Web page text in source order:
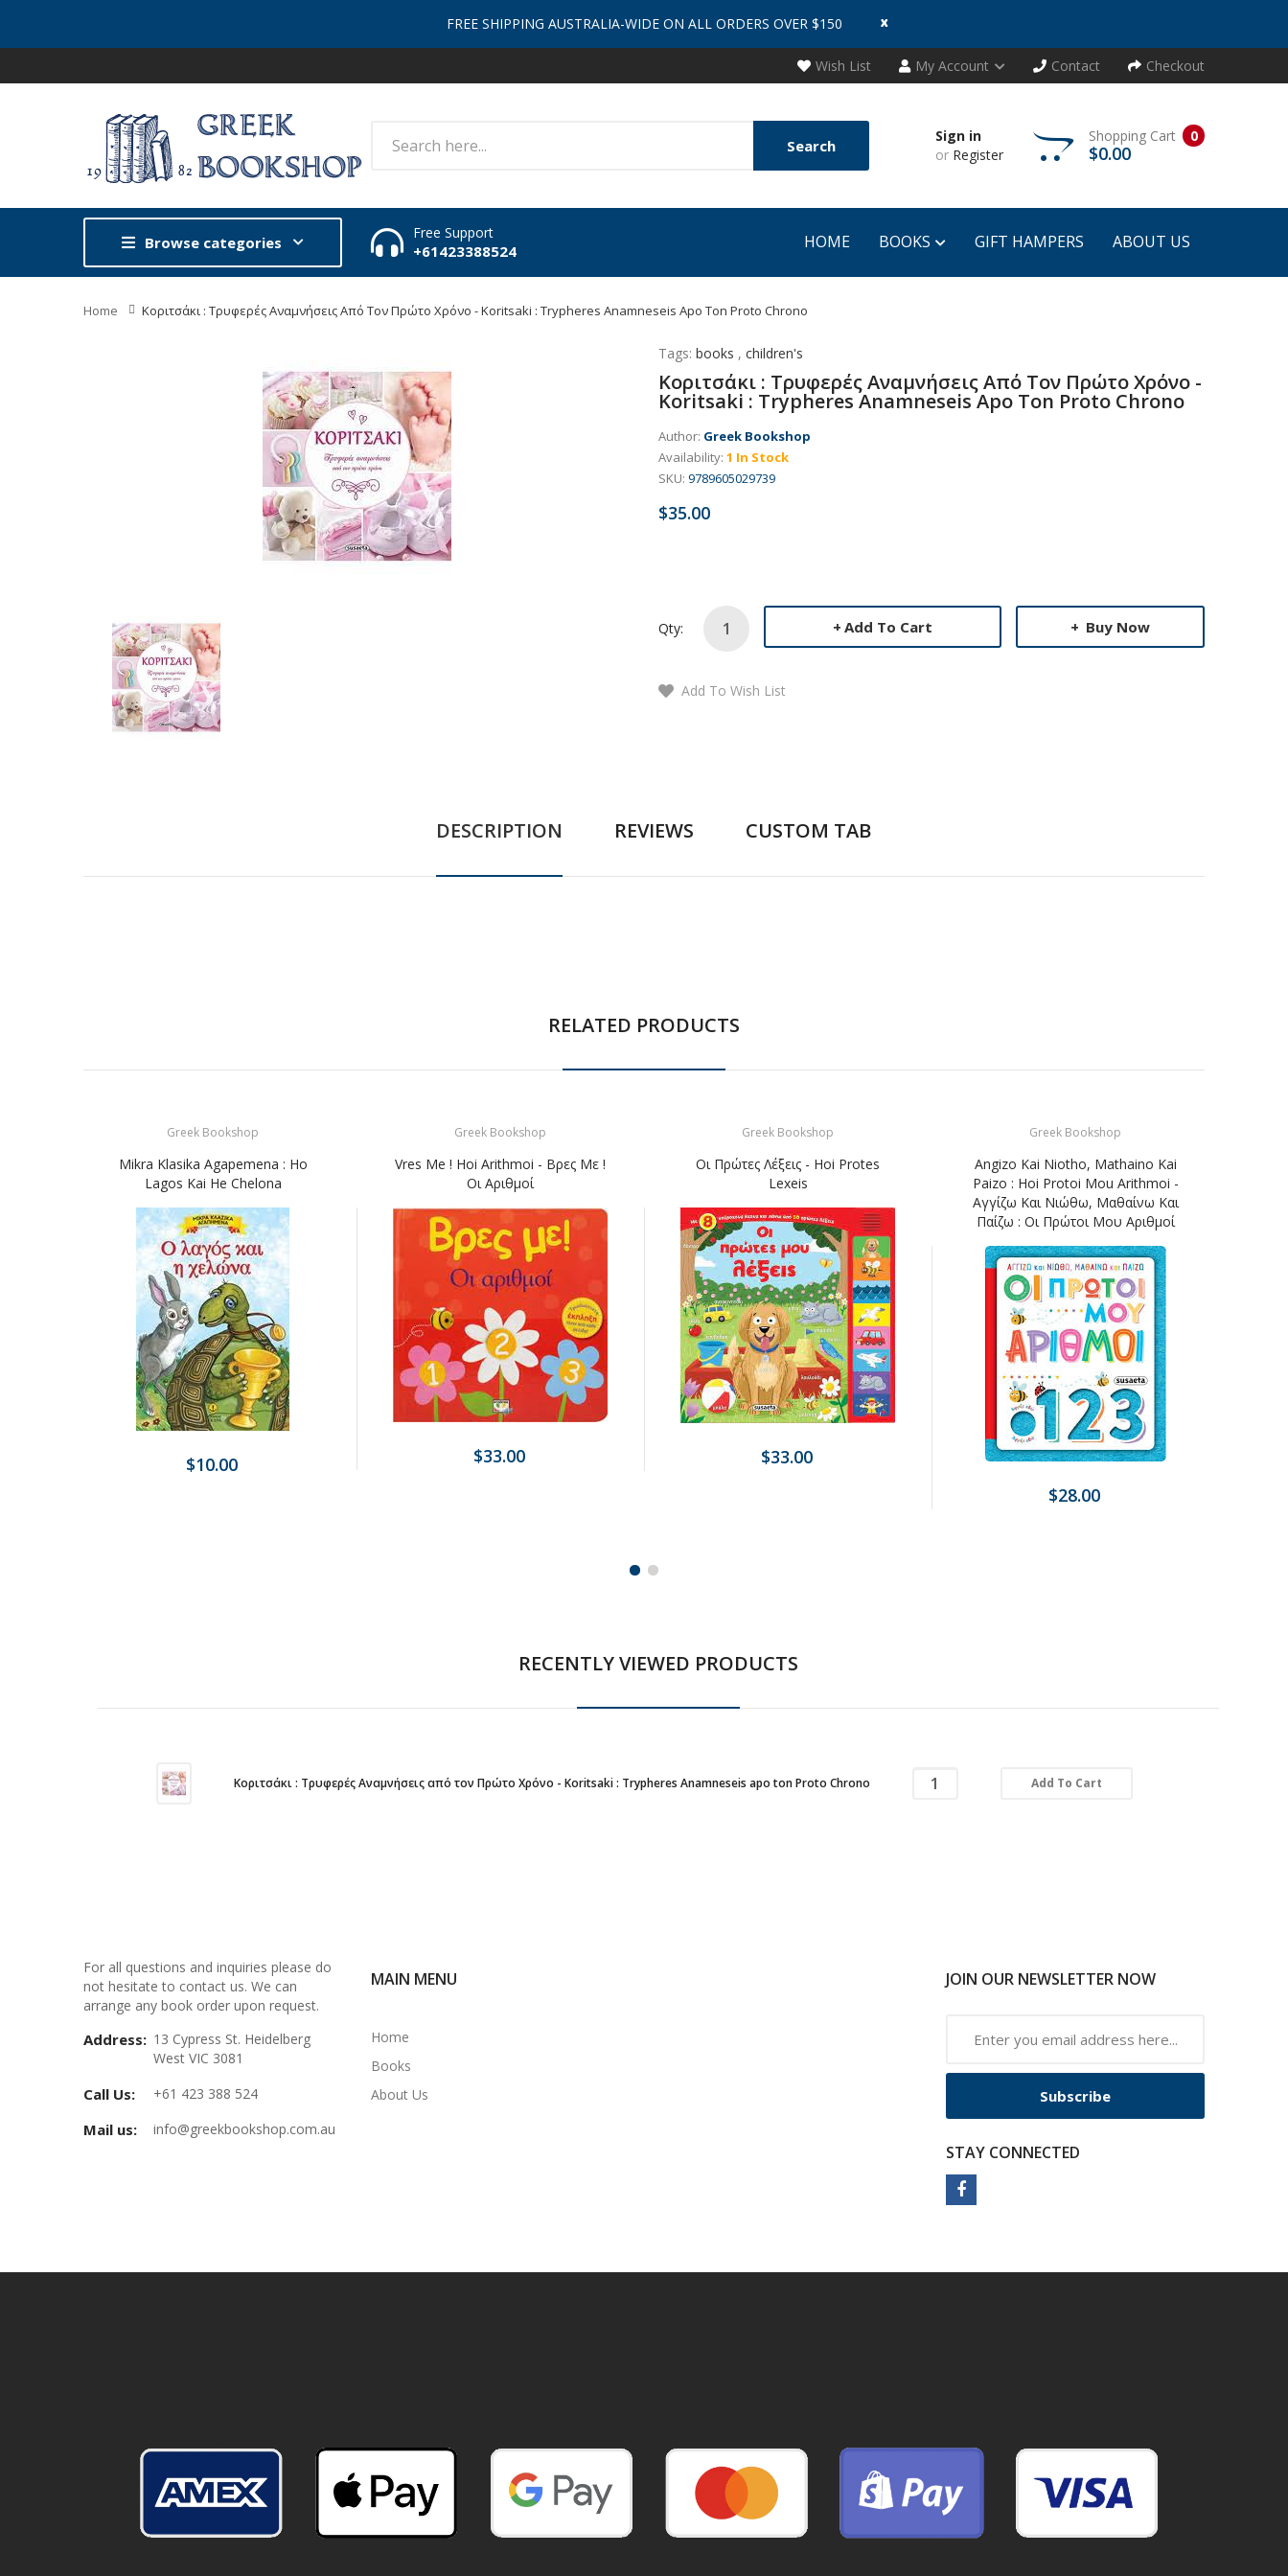
FREE SHIPPING AUSTRALIA-WIDE ON ALL ORDERS OVER $150 x
Wish List My Account Contact Checkout
Sign in
or Register
0
Shopping Cart
$0.00
Search
Browse categories
Free Support
+61423388524 HOME BOOKS GIFT HAMPERS ABOUT US
Home Κοριτσάκι : Τρυφερές Αναμνήσεις Από Τον Πρώτο Χρόνο - Koritsaki : Trypheres Anamneseis Apo Ton Proto Chrono
Tags: books , children's
Κοριτσάκι : Τρυφερές Αναμνήσεις Από Τον Πρώτο Χρόνο -
Koritsaki : Trypheres Anamneseis Apo Ton Proto Chrono
Author: Greek Bookshop
Availability: 1 In Stock
SKU: 9789605029739
$35.00
Qty: Add To Cart Buy Now
Add To Wish List
DESCRIPTION REVIEWS CUSTOM TAB
RELATED PRODUCTS
Greek Bookshop
Mikra Klasika Agapemena : Ho
Lagos Kai He Chelona
$10.00
Greek Bookshop
Vres Me ! Hoi Arithmoi - Βρες Με !
Οι Αριθμοί
$33.00
Greek Bookshop
Οι Πρώτες Λέξεις - Hoi Protes
Lexeis
$33.00
Greek Bookshop
Angizo Kai Niotho, Mathaino Kai
Paizo : Hoi Protoi Mou Arithmoi -
Αγγίζω Και Νιώθω, Μαθαίνω Και
Παίζω : Οι Πρώτοι Μου Αριθμοί
$28.00
RECENTLY VIEWED PRODUCTS
Κοριτσάκι : Τρυφερές Αναμνήσεις από τον Πρώτο Χρόνο - Koritsaki : Trypheres Anamneseis apo ton Proto Chrono Add To Cart
For all questions and inquiries please do
not hesitate to contact us. We can
arrange any book order upon request.
Address: 13 Cypress St. Heidelberg
West VIC 3081
Call Us: +61 423 388 524
Mail us: info@greekbookshop.com.au
MAIN MENU
Home
Books
About Us
JOIN OUR NEWSLETTER NOW
Subscribe
STAY CONNECTED